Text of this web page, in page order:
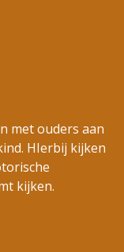
met ouders aan
HIerbij kijken
kijken.